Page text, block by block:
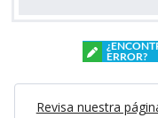
ERROR?
Revisa nuestra